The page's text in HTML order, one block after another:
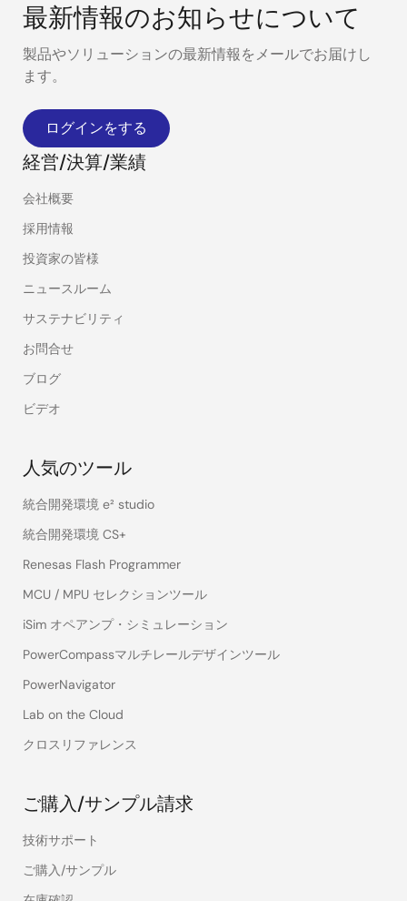
最新情報のお知らせについて
製品やソリューションの最新情報をメールでお届けし
ます。
ログインをする
経営/決算/業績
会社概要
採用情報
投資家の皆様
ニュースルーム
サステナビリティ
お問合せ
ブログ
ビデオ
人気のツール
統合開発環境 e² studio
統合開発環境 CS+
Renesas Flash Programmer
MCU / MPU セレクションツール
iSim オペアンプ・シミュレーション
PowerCompassマルチレールデザインツール
PowerNavigator
Lab on the Cloud
クロスリファレンス
ご購入/サンプル請求
技術サポート
ご購入/サンプル